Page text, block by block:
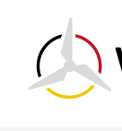
content